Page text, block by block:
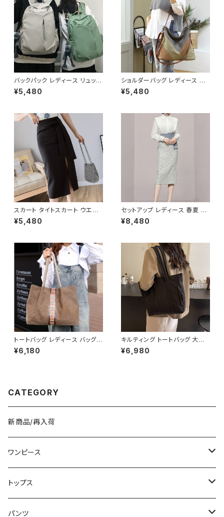
バックパック レディース リュック
春夏 秋冬 春 夏 秋 冬 黒 バッグ
大容量 リュックサック かばん ロ
中学生 男の子 女の子 A4 B4
シンプル バッグパック バック ロ
ゴ ブラック アイボリー ピンク ラ
イトグリーン グレー バッグパッ
ク 学校 カレッジコーデ カジュ
アル デイリー お出かけ K-B00
43
¥5,480
ショルダーバッグ レディース バ
ッグ 春夏 秋冬 春 夏 秋 冬 トー
トバッグ バッグ 斜め掛け 肩掛け
けバッグ 肩掛けバッグ シンプル
ショルダー ハンドバッグ コーヒ
ー グレー デート 通勤バッグ オ
フィスカジュアル デイリー お出
かけ オフィス カジュアル OL 上
品 大人 10代 20代 30代 40代
¥5,480
スカート タイトスカート ウエス
トリボン スリット入り ミモレス
カート ミディアム スリット ひざ
¥5,480
セットアップ レディース 春夏 秋
冬 春 夏 秋 冬 ブラウス タイトス
カート セット ドレス 長袖 ストラ
ウスシャツ シャツ ミモレ丈スカ
ート ひざ丈スカート ワンピース
風 デート きれいめ 韓国 ファッ
ション ブラック OL オフィスカジ
ュアル 結婚式 パーティー お呼
ばれ 10代 20代 30代 40代 C
-WAW1038
¥8,480
トートバッグ レディース バッグ
春夏 秋冬 春 夏 秋 冬 シンプル
トートバッグ バッグ かばん キャ
オフィスカジュアル デイリー お
上品 大人 10代 20代 30代 40
¥6,180
キルティング トートバッグ 大容
量 肩掛けバッグ レディース バッ
グ シンプル 無地 カジュアル 韓
¥6,980
CATEGORY
新商品/再入荷
ワンピース
ミニ/ショート
ミディアム/ミモレ
トップス
Tシャツ/カットソー
パンツ